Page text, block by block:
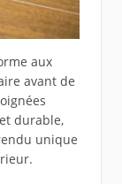
aux
avant de
durable,
unique